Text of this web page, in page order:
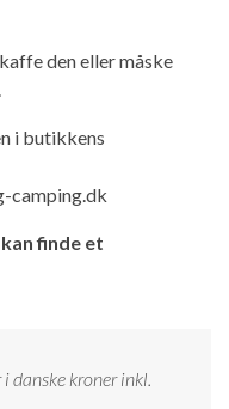
campingvognen
den eller måske
i butikkens
camping.dk
finde et
danske kroner inkl.